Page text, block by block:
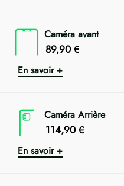
Caméra avant
89,90 €
En savoir +
Caméra Arrière
114,90 €
En savoir +